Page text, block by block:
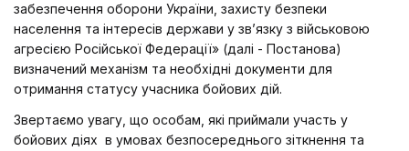
забезпечення оборони України, захисту безпеки
населення та інтересів держави у зв’язку з військовою
агресією Російської Федерації» (далі - Постанова)
визначений механізм та необхідні документи для
отримання статусу учасника бойових дій.
Звертаємо увагу, що особам, які приймали участь у
бойових діях в умовах безпосереднього зіткнення та